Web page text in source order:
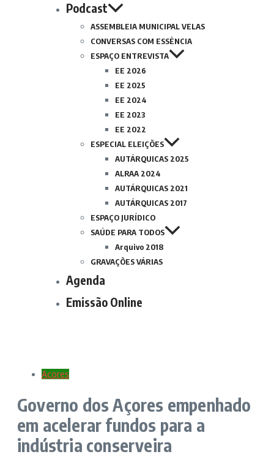
Podcast
ASSEMBLEIA MUNICIPAL VELAS
CONVERSAS COM ESSÊNCIA
ESPAÇO ENTREVISTA
EE 2026
EE 2025
EE 2024
EE 2023
EE 2022
ESPECIAL ELEIÇÕES
AUTÁRQUICAS 2025
ALRAA 2024
AUTÁRQUICAS 2021
AUTÁRQUICAS 2017
ESPAÇO JURÍDICO
SAÚDE PARA TODOS
Arquivo 2018
GRAVAÇÕES VÁRIAS
Agenda
Emissão Online
Açores
Governo dos Açores empenhado
em acelerar fundos para a
indústria conserveira